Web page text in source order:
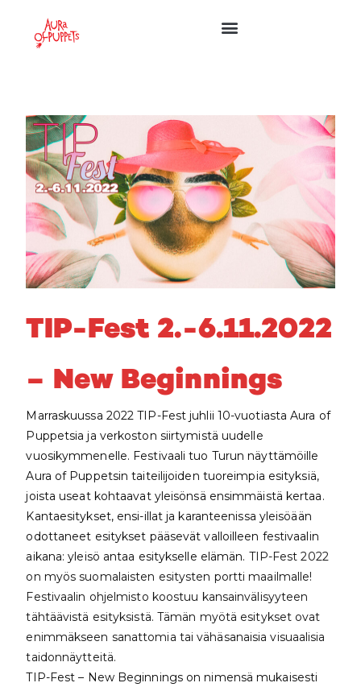
TIP-Fest 2.-6.11.2022
– New Beginnings
Marraskuussa 2022 TIP-Fest juhlii 10-vuotiasta Aura of
Puppetsia ja verkoston siirtymistä uudelle
vuosikymmenelle. Festivaali tuo Turun näyttämöille
Aura of Puppetsin taiteilijoiden tuoreimpia esityksiä,
joista useat kohtaavat yleisönsä ensimmäistä kertaa.
Kantaesitykset, ensi-illat ja karanteenissa yleisöään
odottaneet esitykset pääsevät valloilleen festivaalin
aikana: yleisö antaa esitykselle elämän. TIP-Fest 2022
on myös suomalaisten esitysten portti maailmalle!
Festivaalin ohjelmisto koostuu kansainvälisyyteen
tähtäävistä esityksistä. Tämän myötä esitykset ovat
enimmäkseen sanattomia tai vähäsanaisia visuaalisia
taidonnäytteitä.
TIP-Fest – New Beginnings on nimensä mukaisesti